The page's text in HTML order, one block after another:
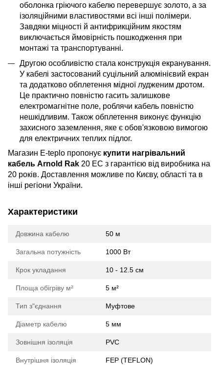
оболонка гріючого кабелю перевершує золото, а за
ізоляційними властивостями всі інші полімери.
Завдяки міцності й антифрикційним якостям
виключається ймовірність пошкодження при
монтажі та транспортуванні.
Другою особливістю стала конструкція екранування.
У кабелі застосований суцільний алюмінієвий екран
та додатково обплетення мідної лудженим дротом.
Це практично повністю гасить залишкове
електромагнітне поле, роблячи кабель повністю
нешкідливим. Також обплетення виконує функцію
захисного заземлення, яке є обов'язковою вимогою
для електричних теплих підлог.
Магазин E-teplo пропонує купити нагрівальний
кабель Arnold Rak 20 EC з гарантією від виробника на
20 років. Доставлення можливе по Києву, області та в
інші регіони України.
Характеристики
Довжина кабелю 50 м
Загальна потужність 1000 Вт
Крок укладання 10 - 12.5 см
Площа обігріву м² 5 м²
Тип з"єднання Муфтове
Діаметр кабелю 5 мм
Зовнішня ізоляція PVC
Внутрішня ізоляція FEP (TEFLON)